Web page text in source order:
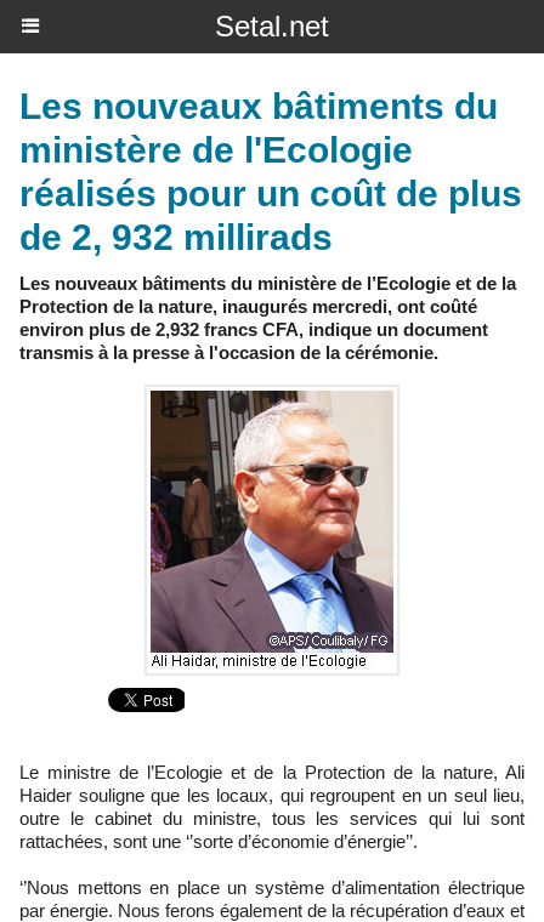
Setal.net
Les nouveaux bâtiments du
ministère de l'Ecologie
réalisés pour un coût de plus
de 2, 932 millirads
Les nouveaux bâtiments du ministère de l’Ecologie et de la
Protection de la nature, inaugurés mercredi, ont coûté
environ plus de 2,932 francs CFA, indique un document
transmis à la presse à l'occasion de la cérémonie.
Le ministre de l’Ecologie et de la Protection de la nature, Ali
Haider souligne que les locaux, qui regroupent en un seul lieu,
outre le cabinet du ministre, tous les services qui lui sont
rattachées, sont une ‘’sorte d’économie d’énergie’’.
‘’Nous mettons en place un système d’alimentation électrique
par énergie. Nous ferons également de la récupération d’eaux et